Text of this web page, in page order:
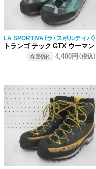
LA SPORTIVA（ラ・スポルティバ）
トランゴ テック GTX ウーマン
在庫切れ 4,400円（税込）